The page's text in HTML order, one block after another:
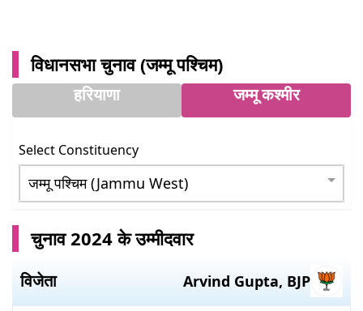
विधानसभा चुनाव (जम्मू पश्चिम)
हरियाणा जम्मू कश्मीर
Select Constituency
चुनाव 2024 के उम्मीदवार
विजेता Arvind Gupta, BJP